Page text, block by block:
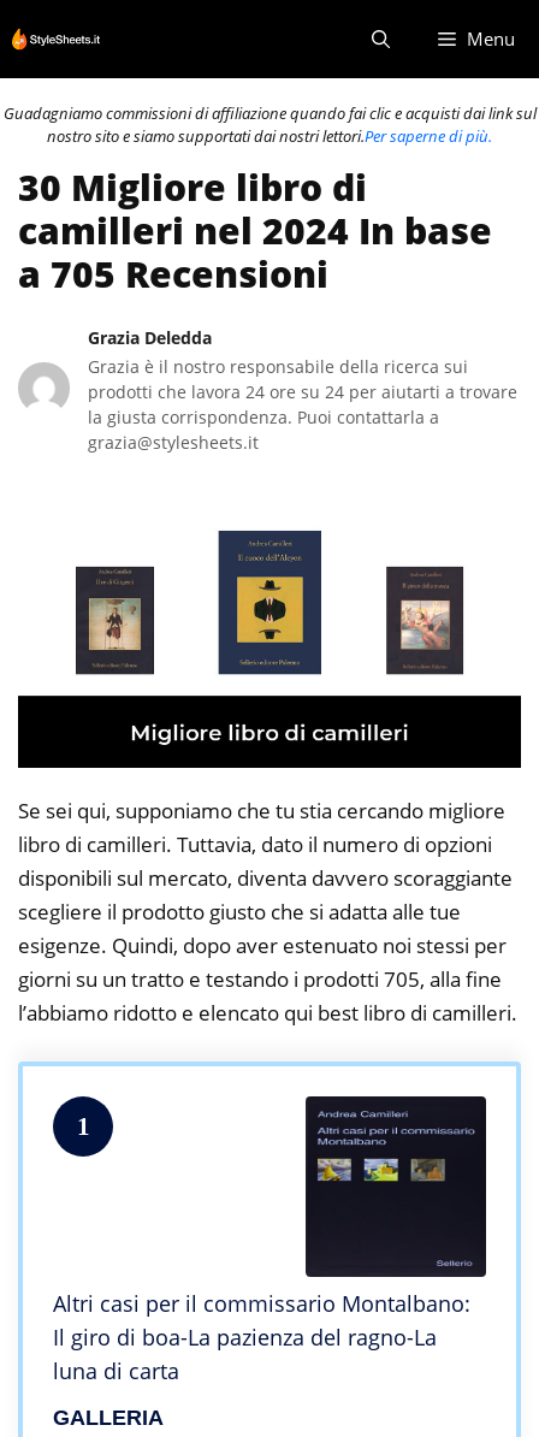
al
contenuto
Menu
Guadagniamo commissioni di affiliazione quando fai clic e acquisti dai link sul
nostro sito e siamo supportati dai nostri lettori.Per saperne di più.
30 Migliore libro di
camilleri nel 2024 In base
a 705 Recensioni
Grazia Deledda
Grazia è il nostro responsabile della ricerca sui
prodotti che lavora 24 ore su 24 per aiutarti a trovare
la giusta corrispondenza. Puoi contattarla a
grazia@stylesheets.it
Se sei qui, supponiamo che tu stia cercando migliore
libro di camilleri. Tuttavia, dato il numero di opzioni
disponibili sul mercato, diventa davvero scoraggiante
scegliere il prodotto giusto che si adatta alle tue
esigenze. Quindi, dopo aver estenuato noi stessi per
giorni su un tratto e testando i prodotti 705, alla fine
l’abbiamo ridotto e elencato qui best libro di camilleri.
1
Altri casi per il commissario Montalbano:
Il giro di boa-La pazienza del ragno-La
luna di carta
GALLERIA